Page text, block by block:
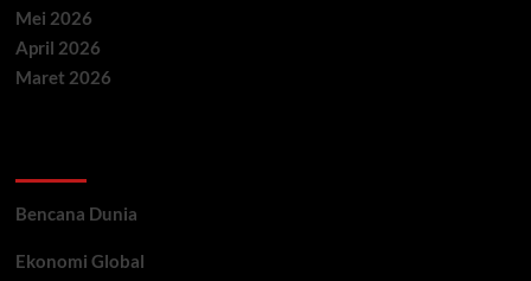
Mei 2026
April 2026
Maret 2026
Bencana Dunia
Ekonomi Global